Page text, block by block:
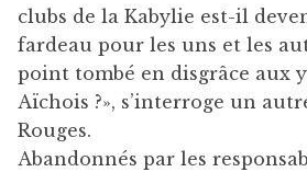
clubs de la Kabylie est-il
fardeau pour les uns et les
point tombé en disgrâce aux
Aïchois ?», s’interroge un
Rouges.
Abandonnés par les